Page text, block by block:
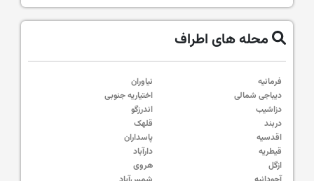
محله های اطراف
فرمانیه
نیاوران
دیباجی شمالی
اختیاریه جنوبی
دزاشیب
اندرزگو
دربند
قلهک
اقدسیه
پاسداران
قیطریه
دارآباد
ازگل
هروی